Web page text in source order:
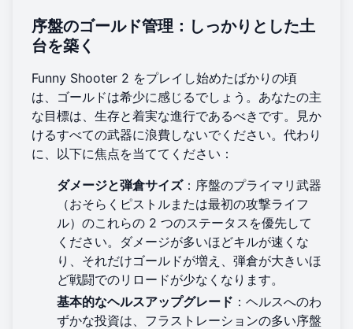
序盤のゴールド管理：しっかりとした土
台を築く
Funny Shooter 2 をプレイし始めたばかりの頃
は、ゴールドは希少に感じるでしょう。あなたの主
な目標は、生存と着実な進行であるべきです。見か
けるすべての武器に浪費しないでください。代わり
に、以下に焦点を当ててください：
ダメージと弾倉サイズ：序盤のプライマリ武器
（おそらくピストルまたは最初の攻撃ライフ
ル）のこれらの 2 つのステータスを優先して
ください。ダメージが多いほどキルが速くな
り、それだけゴールドが増え、弾倉が大きいほ
ど戦闘でのリロードが少なくなります。
基本的なヘルスアップグレード ：ヘルスへのわ
ずかな投資は、フラストレーションの多い序盤